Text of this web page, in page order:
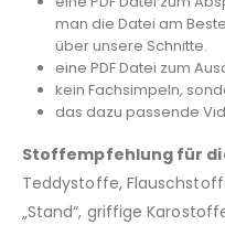
man die Datei am
über unsere Schnitte.
eine PDF Datei zum
kein Fachsimpeln,
das dazu passende
Stoffempfehlung für
Teddystoffe,
„Stand“, griffige